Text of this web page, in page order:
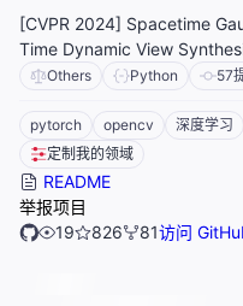
[CVPR 2024] Spacetime
Time Dynamic View
Others Python 57
pytorch opencv
深度学习
定制我的领域
README
举报项目
19
826 81访问